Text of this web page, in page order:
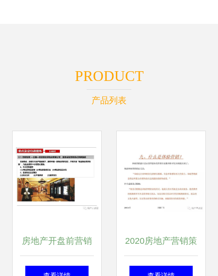
PRODUCT
产品列表
房地产开盘前营销
执行策划方案
2020房地产营销策
划方案集 创新与升